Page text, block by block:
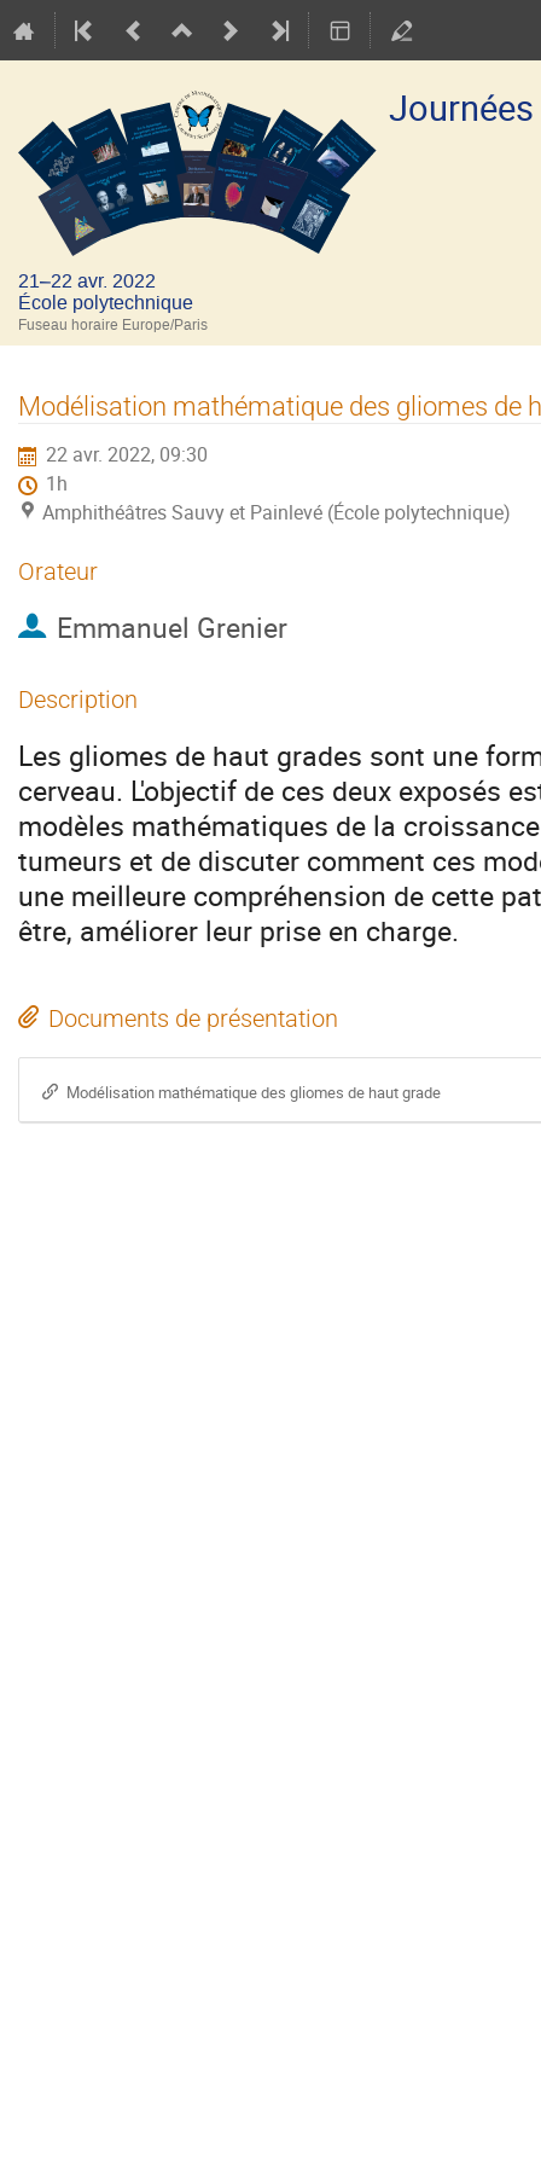
21–22 avr. 2022
École polytechnique
Fuseau horaire Europe/Paris
Modélisation mathématique des gliomes de
22 avr. 2022, 09:30
1h
Amphithéâtres Sauvy et Painlevé (École polytechnique)
Orateur
Emmanuel Grenier
Description
Les gliomes de haut grades sont une
cerveau. L'objectif de ces deux exposés
modèles mathématiques de la
tumeurs et de discuter comment ces
une meilleure compréhension de cette
être, améliorer leur prise en charge.
Documents de présentation
Modélisation mathématique des gliomes de haut grade